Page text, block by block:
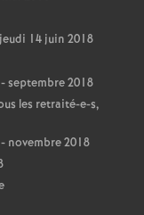
14 juin 2018
septembre 2018
les retraité-e-s,
novembre 2018